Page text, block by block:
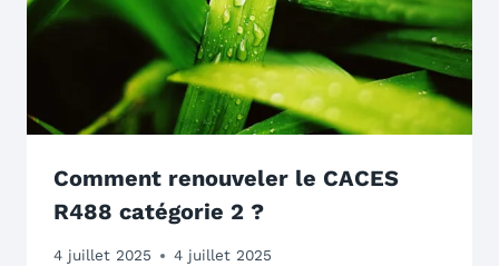
Comment renouveler le CACES
R488 catégorie 2 ?
4 juillet 2025 4 juillet 2025